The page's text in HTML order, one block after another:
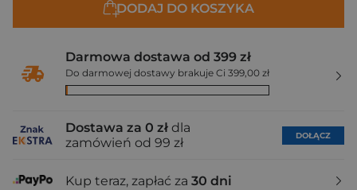
DODAJ DO KOSZYKA
Darmowa dostawa od 399 zł
Do darmowej dostawy brakuje Ci 399,00 zł
Dostawa za 0 zł dla
zamówień od 99 zł
DOŁĄCZ
Kup teraz, zapłać za 30 dni